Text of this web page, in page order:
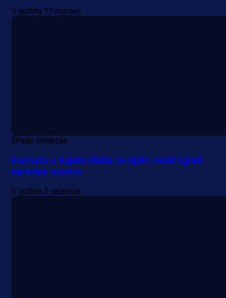
5 godina 11 mjesec
Mlade selekcije
Poznato u kojem klubu će Ajdin Hasić igrati
naredne sezone
6 godina 3 sedmica